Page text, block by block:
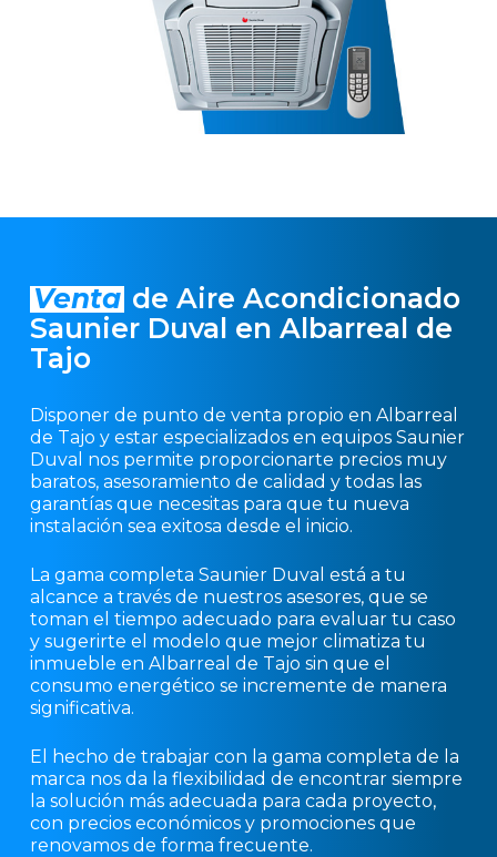
Venta de Aire Acondicionado
Saunier Duval en Albarreal de
Tajo
Disponer de punto de venta propio en Albarreal
de Tajo y estar especializados en equipos Saunier
Duval nos permite proporcionarte precios muy
baratos, asesoramiento de calidad y todas las
garantías que necesitas para que tu nueva
instalación sea exitosa desde el inicio.
La gama completa Saunier Duval está a tu
alcance a través de nuestros asesores, que se
toman el tiempo adecuado para evaluar tu caso
y sugerirte el modelo que mejor climatiza tu
inmueble en Albarreal de Tajo sin que el
consumo energético se incremente de manera
significativa.
El hecho de trabajar con la gama completa de la
marca nos da la flexibilidad de encontrar siempre
la solución más adecuada para cada proyecto,
con precios económicos y promociones que
renovamos de forma frecuente.